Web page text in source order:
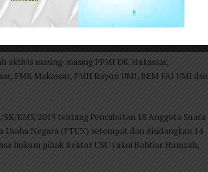
SK pemberhentian Pengurus Unit Kegiatan
dan menjamin ruang kebebasan berekspresi
aktivis masing-masing PPMI DK Makassar,
FMK Makassar, PMII Rayon UMI, BEM FAI UMI dsn
SK/KMS/2019 tentang Pencabutan 18 Anggota Suara
Negara (PTUN) setempat dan disidangkan 14
hukum pihak Rektor USU yakni Bahtiar Hamzah,